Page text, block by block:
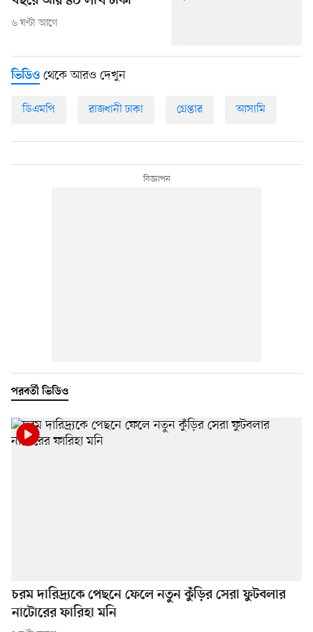
৬ ঘণ্টা আগে
ভিডিও থেকে আরও দেখুন
ডিএমপি রাজধানী ঢাকা গ্রেপ্তার আসামি
পরবর্তী ভিডিও
চরম দারিদ্র্যকে পেছনে ফেলে নতুন কুঁড়ির সেরা ফুটবলার
নাটোরের ফারিহা মনি